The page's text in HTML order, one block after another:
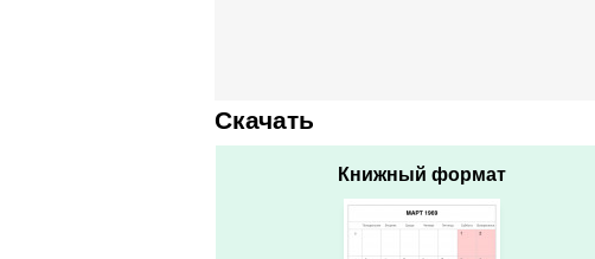
Скачать
Книжный формат